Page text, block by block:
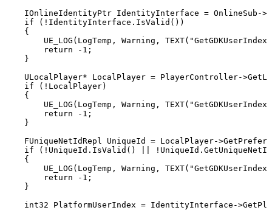
IOnlineIdentityPtr IdentityInterface = OnlineSub-
    if (!IdentityInterface.IsValid())
    {
UE_LOG(LogTemp, Warning,
        return -1;
    }
ULocalPlayer* LocalPlayer = PlayerController-
    if (!LocalPlayer)
    {
UE_LOG(LogTemp, Warning,
        return -1;
    }
FUniqueNetIdRepl UniqueId = LocalPlayer-
if (!UniqueId.IsValid() ||
    {
UE_LOG(LogTemp, Warning,
        return -1;
    }
int32 PlatformUserIndex = IdentityInterface-